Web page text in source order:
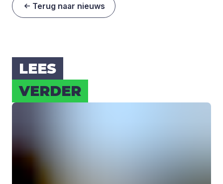
Terug naar nieuws
LEES
VER­DER